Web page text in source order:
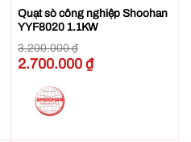
Quạt sò công nghiệp Shoohan
YYF8020 1.1KW
3.200.000₫
Giá
gốc
3.200.000 ₫.
2.700.000 ₫Giá
hiện